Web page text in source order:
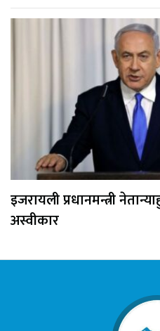
इजरायली प्रधानमन्त्री
अस्वीकार